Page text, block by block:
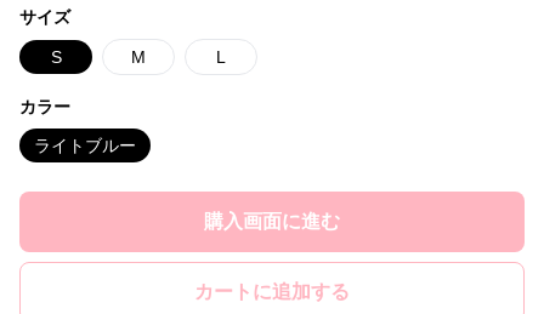
サイズ
S M L
カラー
ライトブルー
購入画面に進む
カートに追加する